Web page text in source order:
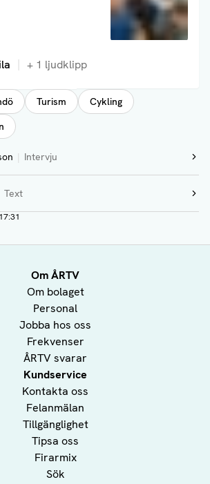
+ 1 ljudklipp
Turism
Cykling
Intervju
Text
Om ÅRTV
Om bolaget
Personal
Jobba hos oss
Frekvenser
ÅRTV svarar
Kundservice
Kontakta oss
Felanmälan
Tillgänglighet
Tipsa oss
Firarmix
Sök